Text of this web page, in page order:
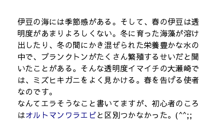
伊豆の海には季節感がある。そして、春の伊豆は透
明度があまりよろしくない。冬に育った海藻が溶け
出したり、冬の間にかき混ぜられた栄養豊かな水の
中で、プランクトンがたくさん繁殖するせいだと聞
いたことがある。そんな透明度イマイチの大瀬崎で
は、ミズヒキガニをよく見かける。春を告げる使者
なのです。
なんてエラそうなこと書いてますが、初心者のころ
はオルトマンワラエビと区別つかなかった。(^^;;